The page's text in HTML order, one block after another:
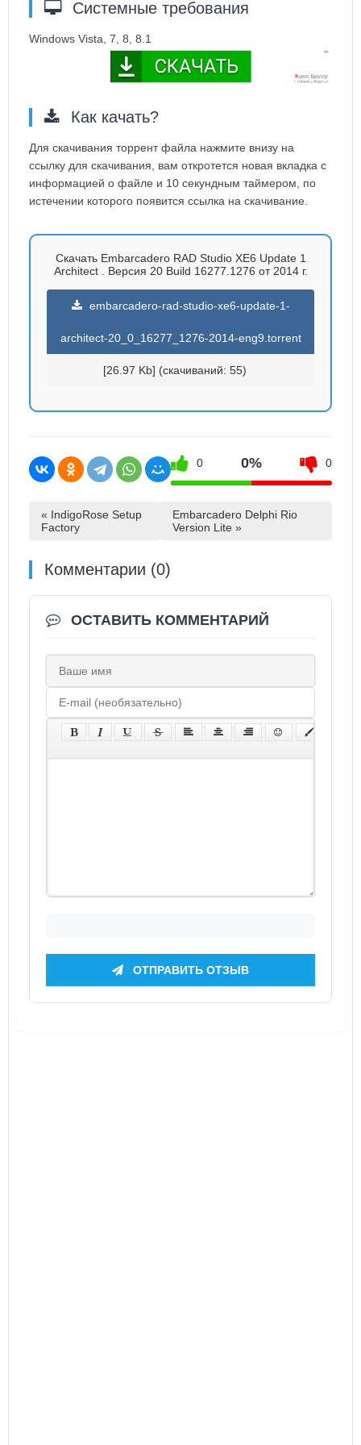
Системные требования
Windows Vista, 7, 8, 8.1
Как качать?
Для скачивания торрент файла нажмите внизу на
ссылку для скачивания, вам откротется новая вкладка с
информацией о файле и 10 секундным таймером, по
истечении которого появится ссылка на скачивание.
Скачать Embarcadero RAD Studio XE6 Update 1
Architect . Версия 20 Build 16277.1276 от 2014 г.
embarcadero-rad-studio-xe6-update-1-
architect-20_0_16277_1276-2014-eng9.torrent
[26.97 Kb] (cкачиваний: 55)
0 0% 0
« IndigoRose Setup
Factory
Embarcadero Delphi Rio
Version Lite »
Комментарии (0)
ОСТАВИТЬ КОММЕНТАРИЙ
ОТПРАВИТЬ ОТЗЫВ